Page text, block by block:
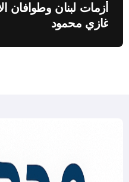
أزمات لبنان وطوافان
غازي محمود